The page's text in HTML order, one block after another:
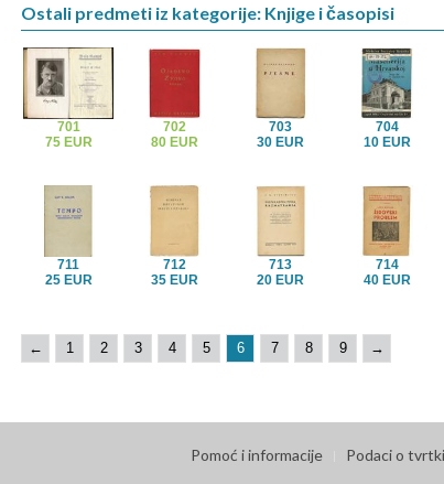
Ostali predmeti iz kategorije: Knjige i časopisi
701
75 EUR
702
80 EUR
703
30 EUR
704
10 EUR
711
25 EUR
712
35 EUR
713
20 EUR
714
40 EUR
← 1 2 3 4 5 6 7 8 9 →
Pomoć i informacije Podaci o tvrtki